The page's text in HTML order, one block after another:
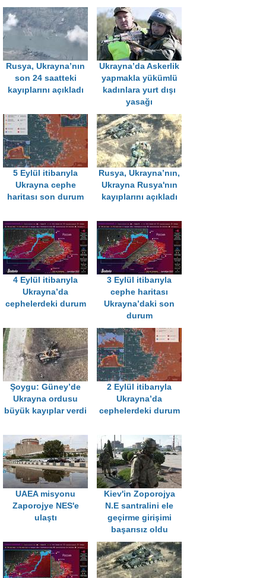
Rusya, Ukrayna’nın
son 24 saatteki
kayıplarını açıkladı
Ukrayna’da Askerlik
yapmakla yükümlü
kadınlara yurt dışı
yasağı
5 Eylül itibarıyla
Ukrayna cephe
haritası son durum
Rusya, Ukrayna’nın,
Ukrayna Rusya'nın
kayıplarını açıkladı
4 Eylül itibarıyla
Ukrayna’da
cephelerdeki durum
3 Eylül itibarıyla
cephe haritası
Ukrayna’daki son
durum
Şoygu: Güney’de
Ukrayna ordusu
büyük kayıplar verdi
2 Eylül itibarıyla
Ukrayna’da
cephelerdeki durum
UAEA misyonu
Zaporojye NES'e
ulaştı
Kiev'in Zoporojya
N.E santralini ele
geçirme girişimi
başarısız oldu